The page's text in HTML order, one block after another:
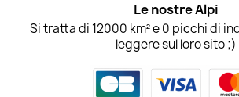
Le nostre Alpi
Si tratta di 12000 km² e 0 picchi di
leggere sul loro sito ;)